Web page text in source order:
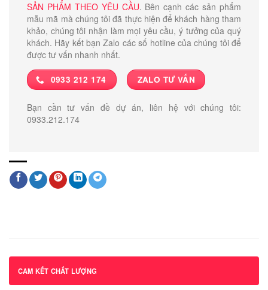
SẢN PHẨM THEO YÊU CẦU. Bên cạnh các sản phẩm
mẫu mã mà chúng tôi đã thực hiện để khách hàng tham
khảo, chúng tôi nhận làm mọi yêu cầu, ý tưởng của quý
khách. Hãy kết bạn Zalo các số hotline của chúng tôi để
được tư vấn nhanh nhất.
0933 212 174 ZALO TƯ VẤN
Bạn cần tư vấn đề dự án, liên hệ với chúng tôi:
0933.212.174
CAM KẾT CHẤT LƯỢNG